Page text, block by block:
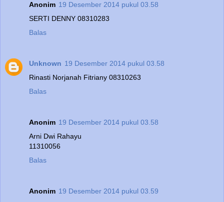
Anonim 19 Desember 2014 pukul 03.58
SERTI DENNY 08310283
Balas
Unknown 19 Desember 2014 pukul 03.58
Rinasti Norjanah Fitriany 08310263
Balas
Anonim 19 Desember 2014 pukul 03.58
Arni Dwi Rahayu
11310056
Balas
Anonim 19 Desember 2014 pukul 03.59